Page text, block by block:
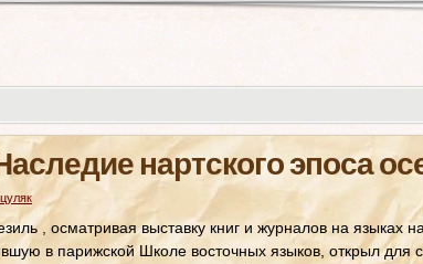
нартского эпоса
, осматривая выставку книг и журналов на языках
в парижской Школе восточных языков, открыл для